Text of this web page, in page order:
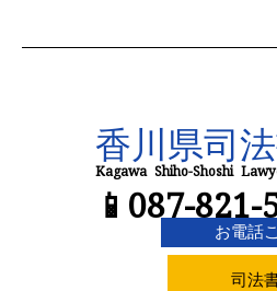
Kagawa Shiho-Shoshi
香川県司
📱087- お電話
司法